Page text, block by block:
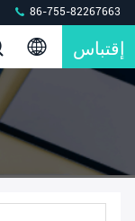
86-755-82267663
إقتباس